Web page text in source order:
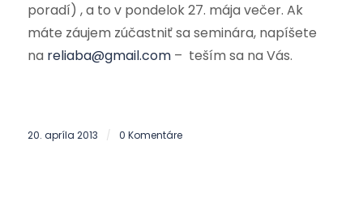
poradí) , a to v pondelok 27. mája večer. Ak
máte záujem zúčastniť sa seminára, napíšete
na reliaba@gmail.com– teším sa na Vás.
20. apríla 2013 / 0 Komentáre